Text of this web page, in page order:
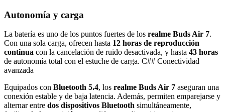
Autonomía y carga
La batería es uno de los puntos fuertes de los realme Buds Air 7.
Con una sola carga, ofrecen hasta 12 horas de reproducción
continua con la cancelación de ruido desactivada, y hasta 43 horas
de autonomía total con el estuche de carga. C## Conectividad
avanzada
Equipados con Bluetooth 5.4, los realme Buds Air 7 aseguran una
conexión estable y de baja latencia. Además, permiten emparejarse y
alternar entre dos dispositivos Bluetooth simultáneamente,